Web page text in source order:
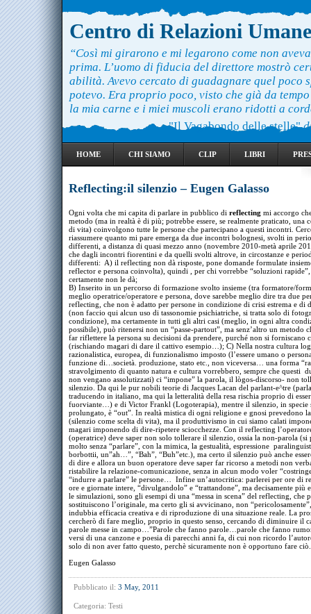
Centro di Relazioni Umane
“Così mi girarono e mi legarono come non
prima. L’uomo di fiducia del direttore mostrò
abilità. Avevo cercato di guadagnare quel poco
potevo. Era proprio poco, visto che già da
la mia carne e i miei muscoli erano ridotti a
"Il Vagabondo delle stelle"
HOME CHI SIAMO CLIP LIBRI
Reflecting:il silenzio – Eugen Galasso
Ogni volta che mi capita di parlare in pubblico di reflecting mi accorgo
metodo (ma in realtà è di più; potrebbe essere, se realmente praticato, una
di vita) coinvolgono tutte le persone che partecipano a questi incontri.
riassumere quanto mi pare emerga da due incontri bolognesi, svolti in
differenti, a distanza di quasi mezzo anno (novembre 2010-metà aprile
che dagli incontri fiorentini e da quelli svolti altrove, in circostanze e
differenti: A) il reflecting non dà risposte, pone domande formulate
reflector e persona coinvolta), quindi , per chi vorrebbe “soluzioni rapide”,
certamente non le dà;
B) Inserito in un percorso di formazione svolto insieme (tra formatore/
meglio operatrice/operatore e persona, dove sarebbe meglio dire tra due
reflecting, che non è adatto per persone in condizione di crisi estrema e di
(non faccio qui alcun uso di tassonomie psichiatriche, si tratta solo di
condizione), ma certamente in tutti gli altri casi (meglio, in ogni altra
possibile), può ritenersi non un “passe-partout”, ma senz’altro un metodo
far riflettere la persona su decisioni da prendere, purché non si forniscano
(rischiando magari di dare il cattivo esempio…); C) Nella nostra cultura
razionalistica, europea, di funzionalismo imposto (l’essere umano o
funzione di…società. produzione, stato etc., non viceversa… una forma
stravolgimento di quanto natura e cultura vorrebbero, sempre che questi
non vengano assolutizzati) ci “impone” la parola, il lògos-discorso- non
silenzio. Da qui le pur nobili teorie di Jacques Lacan del parlant-e^tre
traducendo in italiano, ma qui la letteralità della resa rischia proprio di
fuorviante…) e di Victor Frankl (Logoterapia), mentre il silenzio, in specie
prolungato, è “out”. In realtà mistica di ogni religione e gnosi prevedono
(silenzio come scelta di vita), ma il produttivismo in cui siamo calati
magari imponendo di dire-ripetere sciocchezze. Con il reflecting
(operatrice) deve saper non solo tollerare il silenzio, ossia la non-parola (si
molto senza “parlare”, con la mimica, la gestualità, espressione
borbottii, un”ah…”, “Bah”, “Buh”etc.), ma certo il silenzio può anche
di dire e allora un buon operatore deve saper far ricorso a metodi non
ristabilire la relazione-comunicazione, senza in alcun modo voler
“indurre a parlare” le persone… Infine un’autocritica: parlerei per ore di
ore e giornate intere, “divulgandolo” e “trattandone”, ma decisamente più
le simulazioni, sono gli esempi di una “messa in scena” del reflecting, che
sostituiscono l’originale, ma certo gli si avvicinano, non
indubbia efficacia creativa e di riproduzione di una situazione reale. La
cercherò di fare meglio, proprio in questo senso, cercando di diminuire il
parole messe in campo…”Parole che fanno parole…parole che fanno
versi di una canzone e poesia di parecchi anni fa, di cui non ricordo
solo di non aver fatto questo, perchè sicuramente non è opportuno fare ciò.
Eugen Galasso
Pubblicato il: 3 May, 2011
Categoria: Testi